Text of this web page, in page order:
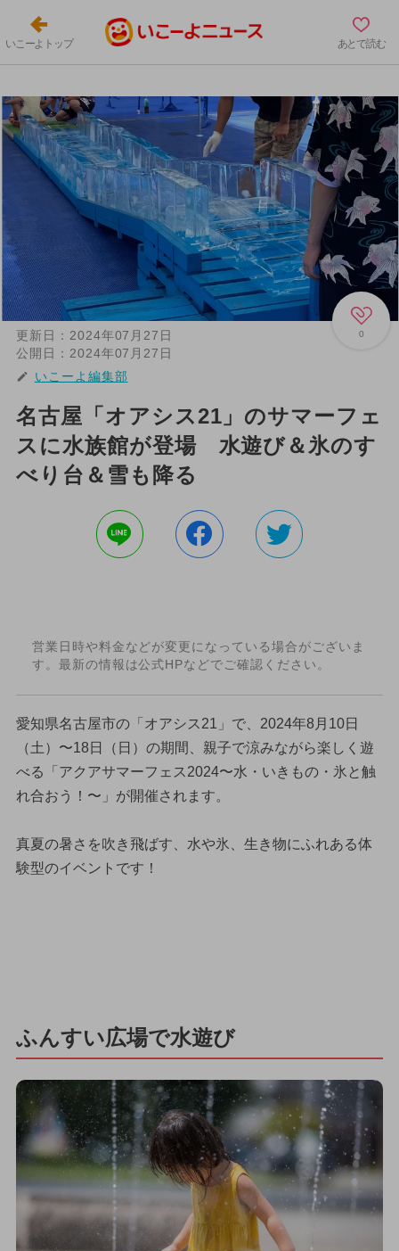
いこーよトップ あとで読む
0
更新日： 2024年07月27日
公開日： 2024年07月27日
いこーよ編集部
名古屋「オアシス21」のサマーフェ
スに水族館が登場 水遊び＆氷のす
べり台＆雪も降る
営業日時や料金などが変更になっている場合がございま
す。最新の情報は公式HPなどでご確認ください。
愛知県名古屋市の「オアシス21」で、2024年8月10日
（土）〜18日（日）の期間、親子で涼みながら楽しく遊
べる「アクアサマーフェス2024〜水・いきもの・氷と触
れ合おう！〜」が開催されます。
真夏の暑さを吹き飛ばす、水や氷、生き物にふれある体
験型のイベントです！
ふんすい広場で水遊び